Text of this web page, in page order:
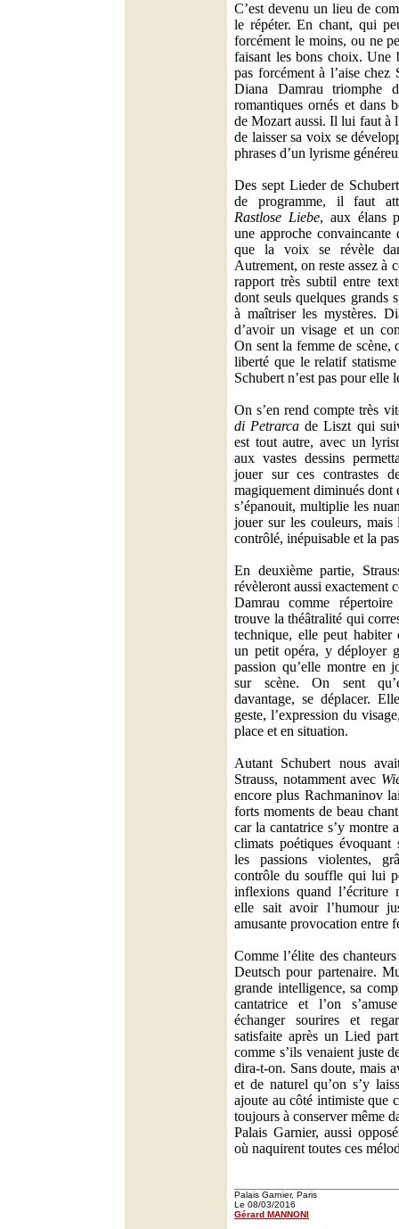
C’est devenu un lieu de
le répéter. En chant, qui
forcément le moins, ou ne
faisant les bons choix. Une
pas forcément à l’aise chez
Diana Damrau triomphe
romantiques ornés et dans
de Mozart aussi. Il lui faut à
de laisser sa voix se
phrases d’un lyrisme
Des sept Lieder de
de programme, il faut
Rastlose Liebe, aux élans
une approche
que la voix se révèle
Autrement, on reste assez à
rapport très subtil entre
dont seuls quelques grands
à maîtriser les mystères.
d’avoir un visage et un
On sent la femme de scène,
liberté que le relatif
Schubert n’est pas pour elle
On s’en rend compte très
di Petrarca de Liszt qui
est tout autre, avec un
aux vastes dessins
jouer sur ces contrastes
magiquement diminués dont
s’épanouit, multiplie les
jouer sur les couleurs,
contrôlé, inépuisable et la
En deuxième partie,
révèleront aussi exactement
Damrau comme
trouve la théâtralité qui
technique, elle peut
un petit opéra, y déployer
passion qu’elle montre en
sur scène. On sent
davantage, se déplacer.
geste, l’expression du
place et en situation.
Autant Schubert nous
Strauss, notamment avec
encore plus Rachmaninov
forts moments de beau
car la cantatrice s’y montre
climats poétiques évoquant
les passions violentes,
contrôle du souffle qui lui
inflexions quand l’écriture
elle sait avoir l’humour
amusante provocation entre
Comme l’élite des
Deutsch pour partenaire.
grande intelligence, sa
cantatrice et l’on
échanger sourires et
satisfaite après un Lied
comme s’ils venaient juste
dira-t-on. Sans doute, mais
et de naturel qu’on s’y
ajoute au côté intimiste que
toujours à conserver même
Palais Garnier, aussi
où naquirent toutes ces
Palais Garnier, Paris
Le 08/03/2016
Gérard MANNONI